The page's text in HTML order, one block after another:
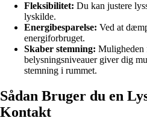
Fleksibilitet: Du kan justere
lyskilde.
Energibesparelse: Ved at
energiforbruget.
Skaber stemning: Muligheden
belysningsniveauer giver dig
stemning i rummet.
Sådan Bruger du en
Kontakt